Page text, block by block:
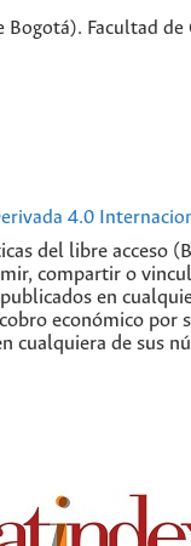
Bogotá). Facultad
4.0
del libre acceso
compartir o
en
económico por
cualquiera de sus